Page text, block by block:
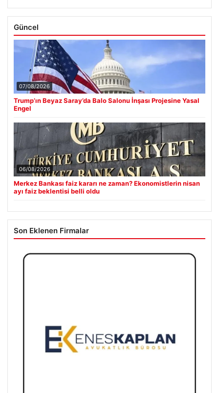
Güncel
07/08/2026
Trump’ın Beyaz Saray’da Balo Salonu İnşası Projesine Yasal
Engel
06/08/2026
Merkez Bankası faiz kararı ne zaman? Ekonomistlerin nisan
ayı faiz beklentisi belli oldu
Son Eklenen Firmalar